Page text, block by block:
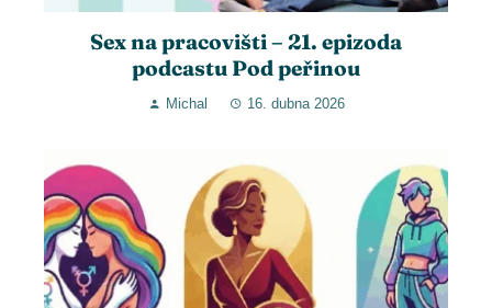
Sex na pracovišti – 21. epizoda
podcastu Pod peřinou
Michal 16. dubna 2026